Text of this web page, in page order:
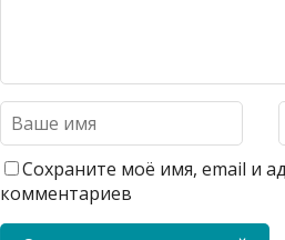
Сохраните моё имя, email и
комментариев